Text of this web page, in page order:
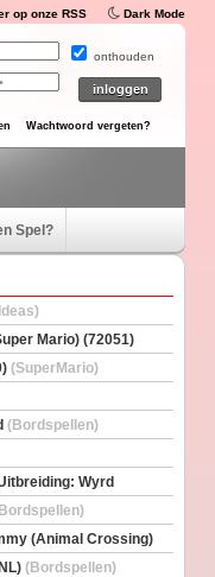
op onze RSS Dark Mode
onthouden
Wachtwoord vergeten?
Spel?
Mario) (72051)
(SuperMario)
(Bordspellen)
Wyrd
(Animal Crossing)
(Bordspellen)